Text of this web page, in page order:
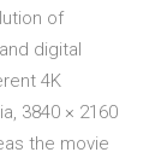
of
digital
4K
3840 × 2160
the movie